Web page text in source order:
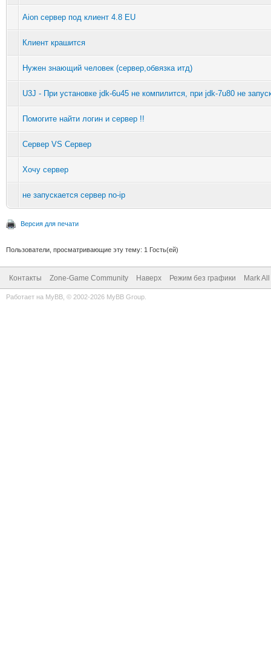
Aion сервер под клиент 4.8 EU
Клиент крашится
Нужен знающий человек (сервер,обвязка итд)
U3J - При установке jdk-6u45 не компилится, при jdk-7u80 не
Помогите найти логин и сервер !!
Сервер VS Сервер
Хочу сервер
не запускается сервер no-ip
Версия для печати
Пользователи, просматривающие эту тему: 1 Гость(ей)
Контакты Zone-Game Community Наверх Режим без графики Mark
Работает на MyBB , © 2002-2026 MyBB Group